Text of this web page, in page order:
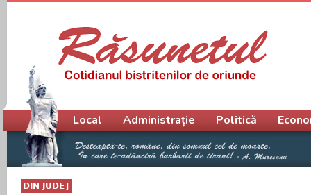
DIN JUDEŢ
Meniu principal
Local Administrație Politică